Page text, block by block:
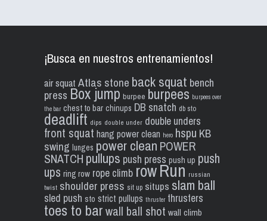
¡Busca en nuestros entrenamientos!
air squat Atlas stone back squat bench
press Box jump burpee burpees burpees over
the bar chest to bar chinups DB snatch db sto
deadlift dips double under double unders
front squat hang power clean hero hspu KB
swing lunges power clean POWER
SNATCH pullups push press push up push
ups ring row rope climb rowRun russian
twist shoulder press sit up situps slam ball
sled push sto strict pullups thruster thrusters
toes to barwall ball shot wall climb